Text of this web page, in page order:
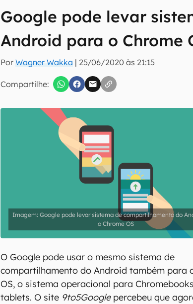
Google pode levar
Android para o Chrome
PorWagner Wakka | 25/06/2020 às 21:15
Compartilhe:
Seu resumo inteligente do mundo
Assine a newsletter do Canaltech e receba
Confirmo que li, aceito e concordo com os
Google pode levar sistema de compartilhamento do
o Chrome OS
O Google pode usar o mesmo sistema de
compartilhamento do Android também para
OS, o sistema operacional para
tablets. O site 9to5Googlepercebeu que